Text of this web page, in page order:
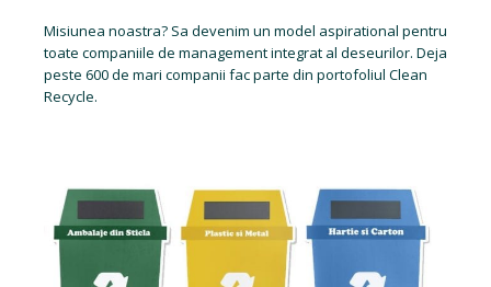
Misiunea noastra? Sa devenim un model aspirational pentru
toate companiile de management integrat al deseurilor. Deja
peste 600 de mari companii fac parte din portofoliul Clean
Recycle.